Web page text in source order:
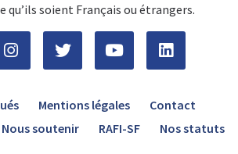
qu’ils soient Français ou étrangers.
Mentions légales
Contact
Nous soutenir RAFI-SF Nos statuts